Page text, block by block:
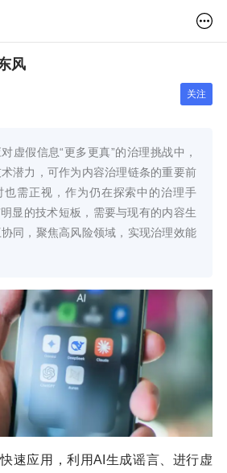
风
关注
虚假信息“更多更真”的治理挑战中，
潜力，可作为内容治理链条的重要前
也需正视，作为仍在探索中的治理手
显的技术短板，需要与现有的内容生
同，聚焦高风险领域，实现治理效能
速应用，利用AI生成谣言、进行虚